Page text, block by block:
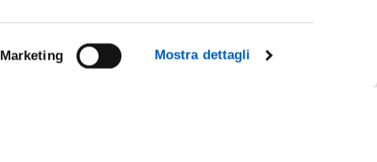
Marketing Mostra dettagli